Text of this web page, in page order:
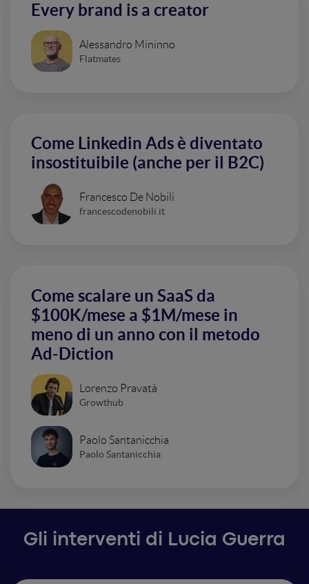
Every brand is a creator
Alessandro Mininno
Flatmates
Come Linkedin Ads è diventato
insostituibile (anche per il B2C)
Francesco De Nobili
francescodenobili.it
Come scalare un SaaS da
$100K/mese a $1M/mese in
meno di un anno con il metodo
Ad-Diction
Lorenzo Pravatà
Growthub
Paolo Santanicchia
Paolo Santanicchia
Gli interventi di Lucia Guerra